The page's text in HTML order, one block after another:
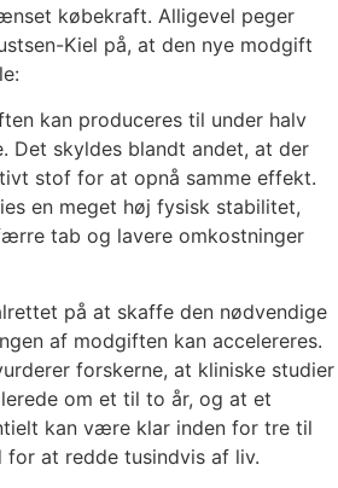
købekraft. Alligevel peger
Kiel på, at den nye modgift
kan produceres til under halv
Det skyldes blandt andet, at der
stof for at opnå samme effekt.
en meget høj fysisk stabilitet,
tab og lavere omkostninger
på at skaffe den nødvendige
af modgiften kan accelereres.
forskerne, at kliniske studier
om et til to år, og at et
kan være klar inden for tre til
for at redde tusindvis af liv.